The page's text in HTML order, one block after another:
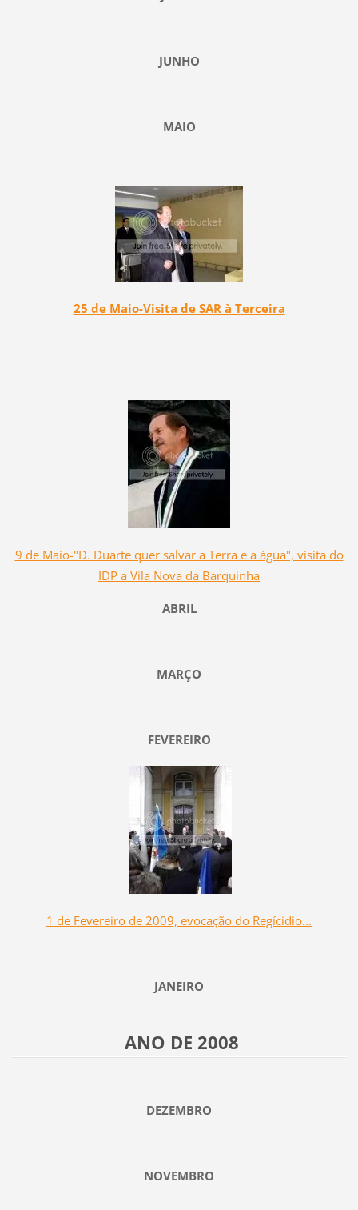
JUNHO
MAIO
25 de Maio-Visita de SAR à Terceira
9 de Maio-"D. Duarte quer salvar a Terra e a água", visita do
IDP a Vila Nova da Barquinha
ABRIL
MARÇO
FEVEREIRO
1 de Fevereiro de 2009, evocação do Regícidio...
JANEIRO
ANO DE 2008
DEZEMBRO
NOVEMBRO